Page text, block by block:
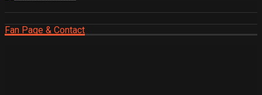
Fan Page & Contact